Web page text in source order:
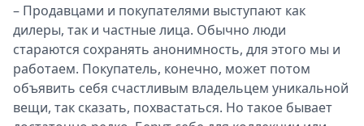
– Продавцами и покупателями выступают как
дилеры, так и частные лица. Обычно люди
стараются сохранять анонимность, для этого мы и
работаем. Покупатель, конечно, может потом
объявить себя счастливым владельцем уникальной
вещи, так сказать, похвастаться. Но такое бывает